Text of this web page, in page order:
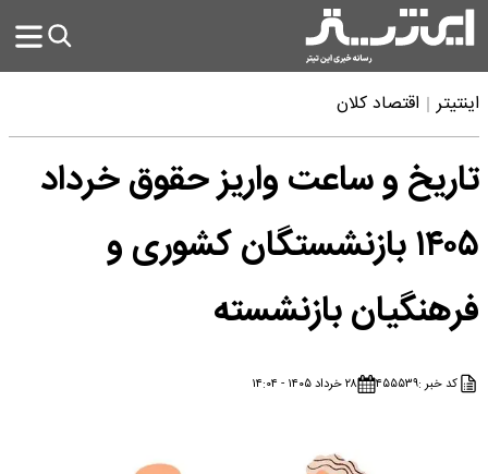
اینتیتر اقتصاد کلان
تاریخ و ساعت واریز حقوق خرداد
۱۴۰۵ بازنشستگان کشوری و
فرهنگیان بازنشسته
کد خبر :۴۵۵۵۳۹ ۲۸ خرداد ۱۴۰۵ - ۱۴:۰۴